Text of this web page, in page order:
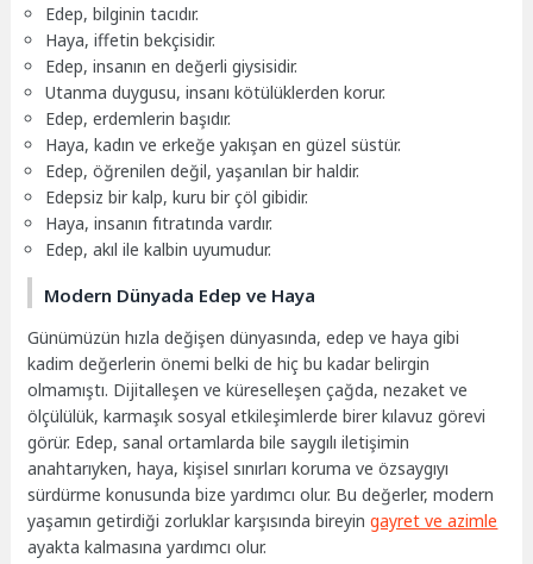
Edep, bilginin tacıdır.
Haya, iffetin bekçisidir.
Edep, insanın en değerli giysisidir.
Utanma duygusu, insanı kötülüklerden korur.
Edep, erdemlerin başıdır.
Haya, kadın ve erkeğe yakışan en güzel süstür.
Edep, öğrenilen değil, yaşanılan bir haldir.
Edepsiz bir kalp, kuru bir çöl gibidir.
Haya, insanın fıtratında vardır.
Edep, akıl ile kalbin uyumudur.
Modern Dünyada Edep ve Haya
Günümüzün hızla değişen dünyasında, edep ve haya gibi
kadim değerlerin önemi belki de hiç bu kadar belirgin
olmamıştı. Dijitalleşen ve küreselleşen çağda, nezaket ve
ölçülülük, karmaşık sosyal etkileşimlerde birer kılavuz görevi
görür. Edep, sanal ortamlarda bile saygılı iletişimin
anahtarıyken, haya, kişisel sınırları koruma ve özsaygıyı
sürdürme konusunda bize yardımcı olur. Bu değerler, modern
yaşamın getirdiği zorluklar karşısında bireyingayret ve azimle
ayakta kalmasına yardımcı olur.